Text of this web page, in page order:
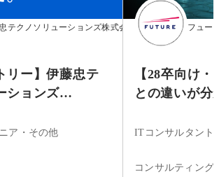
テクノソリューションズ株式会社
リー】伊藤忠テ
ションズ
ア・その他
フュー
【28卒向け
との違いが分
会社説明会～
ITコンサルタント